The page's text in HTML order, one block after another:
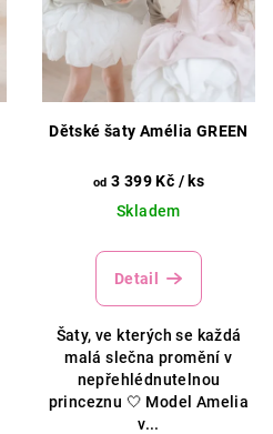
Dětské šaty Amélia GREEN
od 3 399 Kč / ks
Skladem
Detail
Šaty, ve kterých se každá
malá slečna promění v
nepřehlédnutelnou
princeznu 🤍 Model Amelia
v...